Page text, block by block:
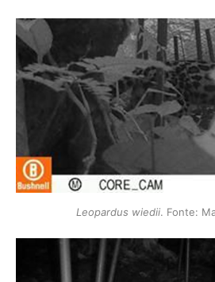
Leopardus wiedii. Fonte: